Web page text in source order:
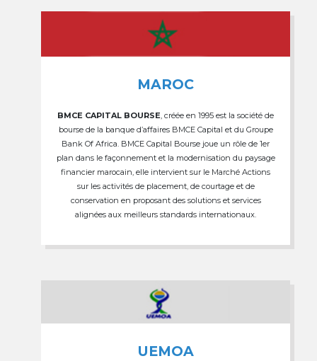
MAROC
BMCE CAPITAL BOURSE , créée en 1995 est la société de
bourse de la banque d’affaires BMCE Capital et du Groupe
Bank Of Africa. BMCE Capital Bourse joue un rôle de 1er
plan dans le façonnement et la modernisation du paysage
financier marocain, elle intervient sur le Marché Actions
sur les activités de placement, de courtage et de
conservation en proposant des solutions et services
alignées aux meilleurs standards internationaux.
UEMOA